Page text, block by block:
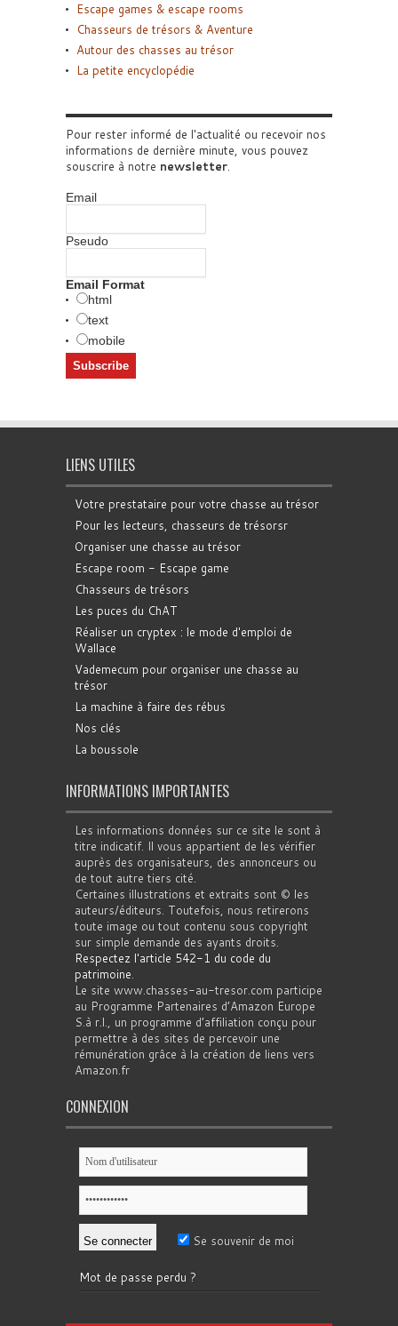
Escape games & escape rooms
Chasseurs de trésors & Aventure
Autour des chasses au trésor
La petite encyclopédie
Pour rester informé de l'actualité ou recevoir nos
informations de dernière minute, vous pouvez
souscrire à notre newsletter.
Email
Pseudo
Email Format
html
text
mobile
LIENS UTILES
Votre prestataire pour votre chasse au trésor
Pour les lecteurs, chasseurs de trésorsr
Organiser une chasse au trésor
Escape room - Escape game
Chasseurs de trésors
Les puces du ChAT
Réaliser un cryptex : le mode d'emploi de
Wallace
Vademecum pour organiser une chasse au
trésor
La machine à faire des rébus
Nos clés
La boussole
INFORMATIONS IMPORTANTES
Les informations données sur ce site le sont à
titre indicatif. Il vous appartient de les vérifier
auprès des organisateurs, des annonceurs ou
de tout autre tiers cité.
Certaines illustrations et extraits sont © les
auteurs/éditeurs. Toutefois, nous retirerons
toute image ou tout contenu sous copyright
sur simple demande des ayants droits.
Respectez l'article 542-1 du code du
patrimoine.
Le site www.chasses-au-tresor.com participe
au Programme Partenaires d’Amazon Europe
S.à r.l., un programme d’affiliation conçu pour
permettre à des sites de percevoir une
rémunération grâce à la création de liens vers
Amazon.fr
CONNEXION
Se souvenir de moi
Mot de passe perdu ?